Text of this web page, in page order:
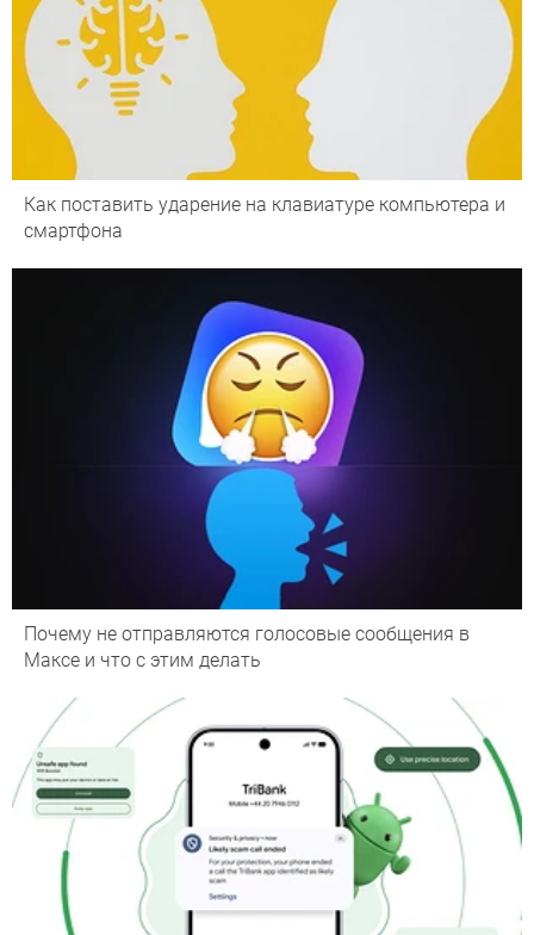
Как поставить ударение на клавиатуре компьютера и
смартфона
Почему не отправляются голосовые сообщения в
Максе и что с этим делать